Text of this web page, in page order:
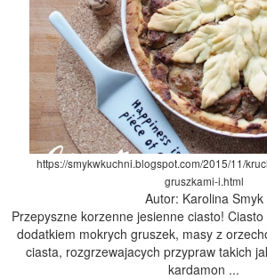
https://smykwkuchni.blogspot.com/2015/11/
gruszkami-i.html
Autor: Karolina Smyk
Przepyszne korzenne jesienne ciasto!
dodatkiem mokrych gruszek, masy z
ciasta, rozgrzewajacych przypraw takich
kardamon ...